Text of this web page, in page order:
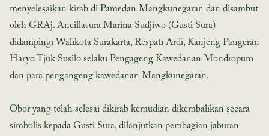
menyelesaikan kirab di Pamedan Mangkunegaran dan disambut
oleh GRAj. Ancillasura Marina Sudjiwo (Gusti Sura)
didampingi Walikota Surakarta, Respati Ardi, Kanjeng Pangeran
Haryo Tjuk Susilo selaku Pengageng Kawedanan Mondropuro
dan para pengangeng kawedanan Mangkunegaran.
Obor yang telah selesai dikirab kemudian dikembalikan secara
simbolis kepada Gusti Sura, dilanjutkan pembagian jaburan